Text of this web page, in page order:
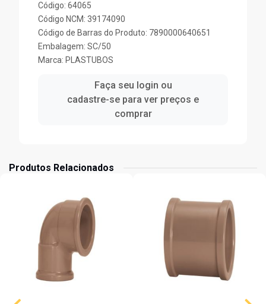
Código: 64065
Código NCM: 39174090
Código de Barras do Produto: 7890000640651
Embalagem: SC/50
Marca: PLASTUBOS
Faça seu login ou
cadastre-se para ver preços e
comprar
Produtos Relacionados